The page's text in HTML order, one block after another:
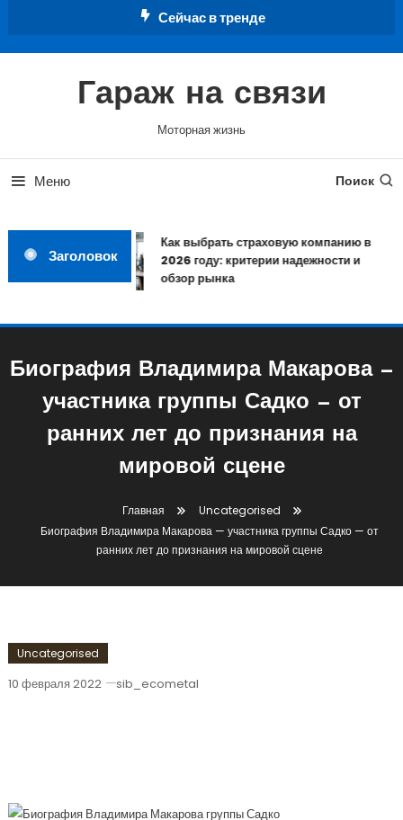
Сейчас в тренде
Гараж на связи
Моторная жизнь
Меню Поиск
Заголовок
Как выбрать страховую компанию в
2026 году: критерии надежности и
обзор рынка
Биография Владимира Макарова —
участника группы Садко — от
ранних лет до признания на
мировой сцене
Главная
Uncategorised
Биография Владимира Макарова — участника группы Садко — от
ранних лет до признания на мировой сцене
Uncategorised
10 февраля 2022 sib_ecometal